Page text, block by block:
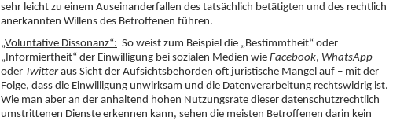
sehr leicht zu einem Auseinanderfallen des tatsächlich betätigten und des rechtlich
anerkannten Willens des Betroffenen führen.
„Voluntative Dissonanz“: So weist zum Beispiel die „Bestimmtheit“ oder
„Informiertheit“ der Einwilligung bei sozialen Medien wie Facebook, WhatsApp
oder Twitteraus Sicht der Aufsichtsbehörden oft juristische Mängel auf – mit der
Folge, dass die Einwilligung unwirksam und die Datenverarbeitung rechtswidrig ist.
Wie man aber an der anhaltend hohen Nutzungsrate dieser datenschutzrechtlich
umstrittenen Dienste erkennen kann, sehen die meisten Betroffenen darin kein